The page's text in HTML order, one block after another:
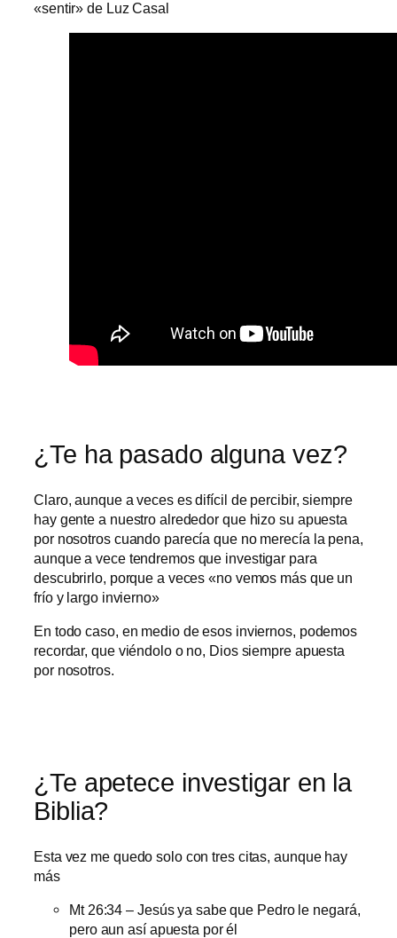
«sentir» de Luz Casal
¿Te ha pasado alguna vez?
Claro, aunque a veces es difícil de percibir, siempre
hay gente a nuestro alrededor que hizo su apuesta
por nosotros cuando parecía que no merecía la pena,
aunque a vece tendremos que investigar para
descubrirlo, porque a veces «no vemos más que un
frío y largo invierno»
En todo caso, en medio de esos inviernos, podemos
recordar, que viéndolo o no, Dios siempre apuesta
por nosotros.
¿Te apetece investigar en la
Biblia?
Esta vez me quedo solo con tres citas, aunque hay
más
Mt 26:34 – Jesús ya sabe que Pedro le negará,
pero aun así apuesta por él